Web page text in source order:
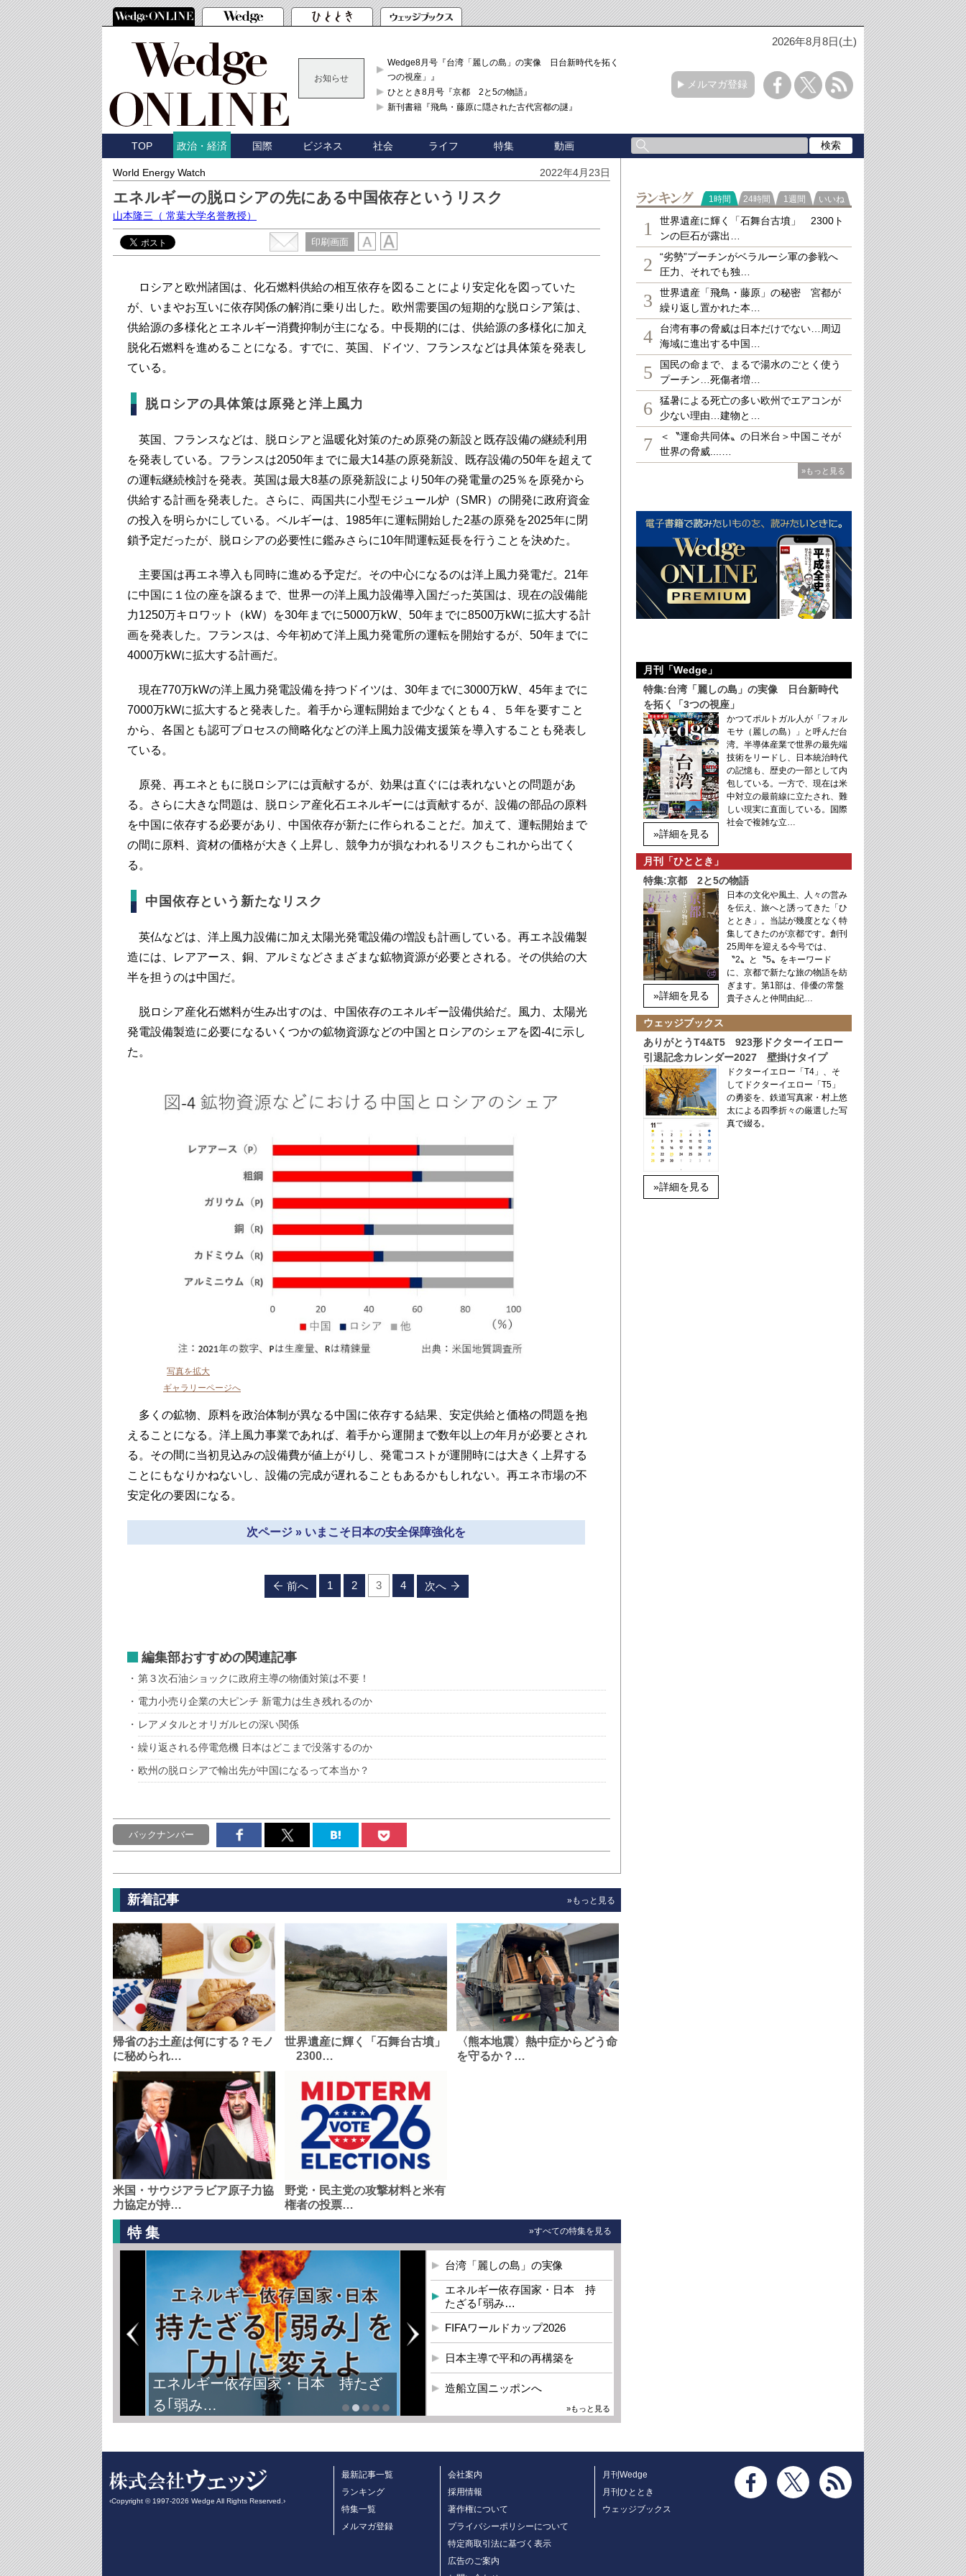
2026年8月8日(土)
お知らせ
Wedge8月号『台湾「麗しの島」の実像 日台新時代を拓く「3
つの視座」』
ひととき8月号『京都 2と5の物語』
新刊書籍『飛鳥・藤原に隠された古代宮都の謎』
メルマガ登録
TOP 政治・経済 国際 ビジネス 社会 ライフ 特集 動画
World Energy Watch 2022年4月23日
エネルギーの脱ロシアの先にある中国依存というリスク
山本隆三 （ 常葉大学名誉教授）
印刷画面
ロシアと欧州諸国は、化石燃料供給の相互依存を図ることにより安定化を図っていた
が、いまやお互いに依存関係の解消に乗り出した。欧州需要国の短期的な脱ロシア策は、
供給源の多様化とエネルギー消費抑制が主になる。中長期的には、供給源の多様化に加え
脱化石燃料を進めることになる。すでに、英国、ドイツ、フランスなどは具体策を発表し
ている。
脱ロシアの具体策は原発と洋上風力
英国、フランスなどは、脱ロシアと温暖化対策のため原発の新設と既存設備の継続利用
を発表している。フランスは2050年までに最大14基の原発新設、既存設備の50年を超えて
の運転継続検討を発表。英国は最大8基の原発新設により50年の発電量の25％を原発から
供給する計画を発表した。さらに、両国共に小型モジュール炉（SMR）の開発に政府資金
の投入を明らかにしている。ベルギーは、1985年に運転開始した2基の原発を2025年に閉
鎖予定だったが、脱ロシアの必要性に鑑みさらに10年間運転延長を行うことを決めた。
主要国は再エネ導入も同時に進める予定だ。その中心になるのは洋上風力発電だ。21年
に中国に１位の座を譲るまで、世界一の洋上風力設備導入国だった英国は、現在の設備能
力1250万キロワット（kW）を30年までに5000万kW、50年までに8500万kWに拡大する計
画を発表した。フランスは、今年初めて洋上風力発電所の運転を開始するが、50年までに
4000万kWに拡大する計画だ。
現在770万kWの洋上風力発電設備を持つドイツは、30年までに3000万kW、45年までに
7000万kWに拡大すると発表した。着手から運転開始まで少なくとも４、５年を要すこと
から、各国とも認可プロセスの簡略化などの洋上風力設備支援策を導入することも発表し
ている。
原発、再エネともに脱ロシアには貢献するが、効果は直ぐには表れないとの問題があ
る。さらに大きな問題は、脱ロシア産化石エネルギーには貢献するが、設備の部品の原料
を中国に依存する必要があり、中国依存が新たに作られることだ。加えて、運転開始まで
の間に原料、資材の価格が大きく上昇し、競争力が損なわれるリスクもこれから出てく
る。
中国依存という新たなリスク
英仏などは、洋上風力設備に加え太陽光発電設備の増設も計画している。再エネ設備製
造には、レアアース、銅、アルミなどさまざまな鉱物資源が必要とされる。その供給の大
半を担うのは中国だ。
脱ロシア産化石燃料が生み出すのは、中国依存のエネルギー設備供給だ。風力、太陽光
発電設備製造に必要になるいくつかの鉱物資源などの中国とロシアのシェアを図-4に示し
た。
写真を拡大
ギャラリーページへ
多くの鉱物、原料を政治体制が異なる中国に依存する結果、安定供給と価格の問題を抱
えることになる。洋上風力事業であれば、着手から運開まで数年以上の年月が必要とされ
る。その間に当初見込みの設備費が値上がりし、発電コストが運開時には大きく上昇する
ことにもなりかねないし、設備の完成が遅れることもあるかもしれない。再エネ市場の不
安定化の要因になる。
次ページ » いまこそ日本の安全保障強化を
前へ 1 2 3 4 次へ
編集部おすすめの関連記事
第３次石油ショックに政府主導の物価対策は不要！
電力小売り企業の大ピンチ 新電力は生き残れるのか
レアメタルとオリガルヒの深い関係
繰り返される停電危機 日本はどこまで没落するのか
欧州の脱ロシアで輸出先が中国になるって本当か？
バックナンバー
新着記事 »もっと見る
帰省のお土産は何にする？モノ
に秘められ…
世界遺産に輝く「石舞台古墳」
2300…
〈熊本地震〉熱中症からどう命
を守るか？…
米国・サウジアラビア原子力協
力協定が持…
野党・民主党の攻撃材料と米有
権者の投票…
特集 »すべての特集を見る
FIFAワールドカップ2026
台湾「麗しの島」の実像
エネルギー依存国家・日本 持
たざる｢弱み…
FIFAワールドカップ2026
日本主導で平和の再構築を
造船立国ニッポンへ
»もっと見る
ランキング
1時間 24時間 1週間 いいね
1
世界遺産に輝く「石舞台古墳」 2300ト
ンの巨石が露出…
2
“劣勢”プーチンがベラルーシ軍の参戦へ
圧力、それでも独…
3
世界遺産「飛鳥・藤原」の秘密 宮都が
繰り返し置かれた本…
4
台湾有事の脅威は日本だけでない…周辺
海域に進出する中国…
5
国民の命まで、まるで湯水のごとく使う
プーチン…死傷者増…
6
猛暑による死亡の多い欧州でエアコンが
少ない理由…建物と…
7
＜〝運命共同体〟の日米台＞中国こそが
世界の脅威....…
»もっと見る
月刊「Wedge」
特集:台湾「麗しの島」の実像 日台新時代
を拓く「3つの視座」
»詳細を見る
かつてポルトガル人が「フォル
モサ（麗しの島）」と呼んだ台
湾。半導体産業で世界の最先端
技術をリードし、日本統治時代
の記憶も、歴史の一部として内
包している。一方で、現在は米
中対立の最前線に立たされ、難
しい現実に直面している。国際
社会で複雑な立…
月刊「ひととき」
特集:京都 2と5の物語
»詳細を見る
日本の文化や風土、人々の営み
を伝え、旅へと誘ってきた「ひ
ととき」。当誌が幾度となく特
集してきたのが京都です。創刊
25周年を迎える今号では、
〝2〟と〝5〟をキーワード
に、京都で新たな旅の物語を紡
ぎます。第1部は、俳優の常盤
貴子さんと仲間由紀…
ウェッジブックス
ありがとうT4&T5 923形ドクターイエロー
引退記念カレンダー2027 壁掛けタイプ
»詳細を見る
ドクターイエロー「T4」、そ
してドクターイエロー「T5」
の勇姿を、鉄道写真家・村上悠
太による四季折々の厳選した写
真で綴る。
‹Copyright © 1997-2026 Wedge All Rights Reserved.›
最新記事一覧
ランキング
特集一覧
メルマガ登録
会社案内
採用情報
著作権について
プライバシーポリシーについて
特定商取引法に基づく表示
広告のご案内
月刊Wedge
月刊ひととき
ウェッジブックス